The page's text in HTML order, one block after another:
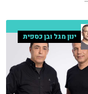
ינון מגל ובן כספית